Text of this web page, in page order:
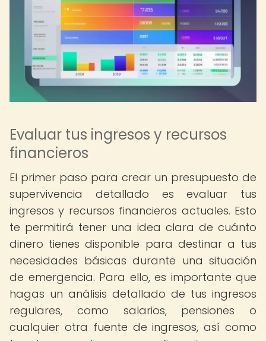
Evaluar tus ingresos y recursos
financieros
El primer paso para crear un presupuesto de
supervivencia detallado es evaluar tus
ingresos y recursos financieros actuales. Esto
te permitirá tener una idea clara de cuánto
dinero tienes disponible para destinar a tus
necesidades básicas durante una situación
de emergencia. Para ello, es importante que
hagas un análisis detallado de tus ingresos
regulares, como salarios, pensiones o
cualquier otra fuente de ingresos, así como